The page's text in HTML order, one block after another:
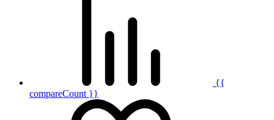
{{
compareCount }}